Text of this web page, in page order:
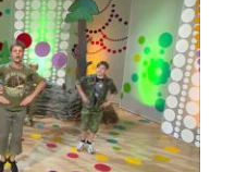
sněhuláků.